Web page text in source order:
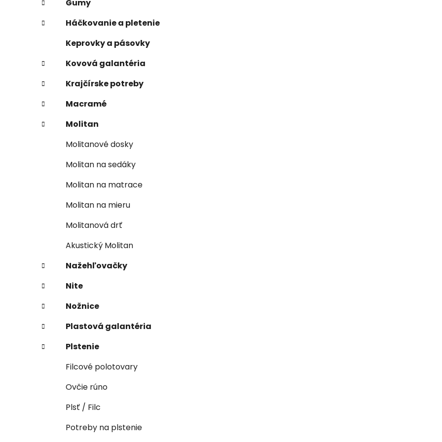
Gumy
Háčkovanie a pletenie
Keprovky a pásovky
Kovová galantéria
Krajčírske potreby
Macramé
Molitan
Molitanové dosky
Molitan na sedáky
Molitan na matrace
Molitan na mieru
Molitanová drť
Akustický Molitan
Nažehľovačky
Nite
Nožnice
Plastová galantéria
Plstenie
Filcové polotovary
Ovčie rúno
Plsť / Filc
Potreby na plstenie